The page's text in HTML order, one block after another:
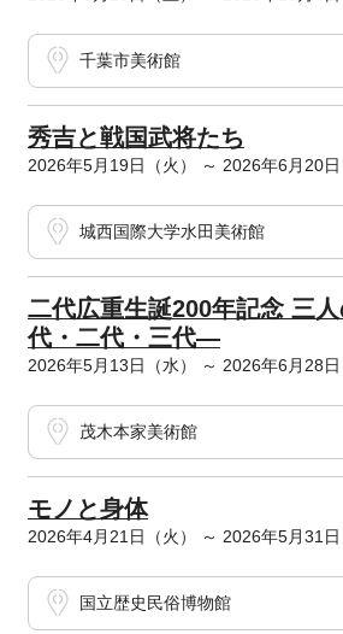
千葉市美術館
秀吉と戦国武将たち
2026年5月19日（火） ～ 2026年6月20日
城西国際大学水田美術館
二代広重生誕200年記念 三
代・二代・三代―
2026年5月13日（水） ～ 2026年6月28日
茂木本家美術館
モノと身体
2026年4月21日（火） ～ 2026年5月31日
国立歴史民俗博物館